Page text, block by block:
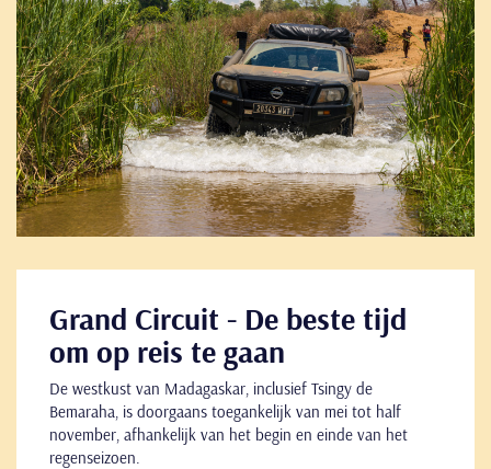
Grand Circuit - De beste tijd
om op reis te gaan
De westkust van Madagaskar, inclusief Tsingy de
Bemaraha, is doorgaans toegankelijk van mei tot half
november, afhankelijk van het begin en einde van het
regenseizoen.